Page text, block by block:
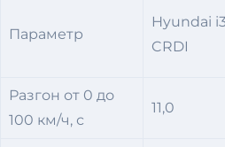
Параметр
Hyundai
CRDI
Разгон от 0 до
100 км/ч, с
11,0